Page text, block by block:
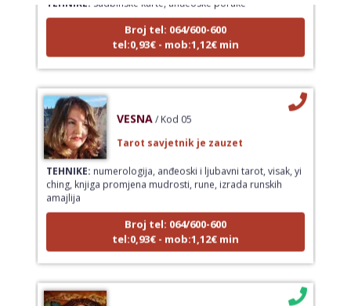
Broj tel: 064/600-600
tel:0,93€ - mob:1,12€ min
VESNA
/ Kod 05
Tarot savjetnik je zauzet
TEHNIKE:numerologija, anđeoski i ljubavni tarot, visak, yi
ching, knjiga promjena mudrosti, rune, izrada runskih
amajlija
Broj tel: 064/600-600
tel:0,93€ - mob:1,12€ min